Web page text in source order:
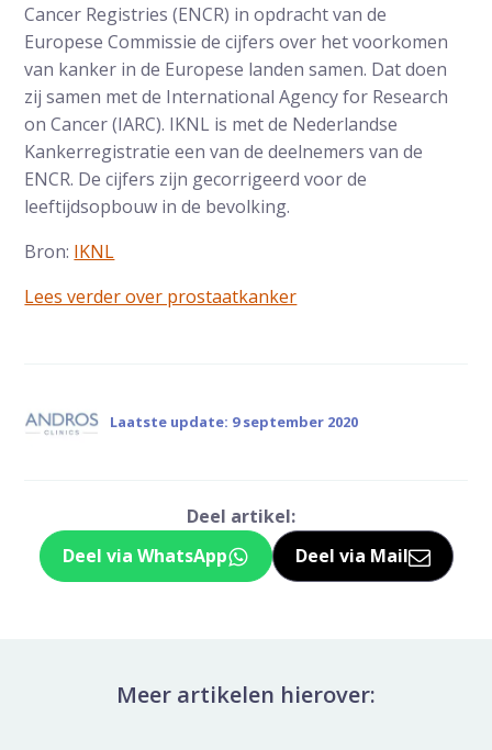
Cancer Registries (ENCR) in opdracht van de
Europese Commissie de cijfers over het voorkomen
van kanker in de Europese landen samen. Dat doen
zij samen met de International Agency for Research
on Cancer (IARC). IKNL is met de Nederlandse
Kankerregistratie een van de deelnemers van de
ENCR. De cijfers zijn gecorrigeerd voor de
leeftijdsopbouw in de bevolking.
Bron: IKNL
Lees verder over prostaatkanker
Laatste update: 9 september 2020
Deel artikel:
Deel via WhatsApp
Deel dit via Whatsapp
Deel via Mail
Delen via de
Meer artikelen hierover: